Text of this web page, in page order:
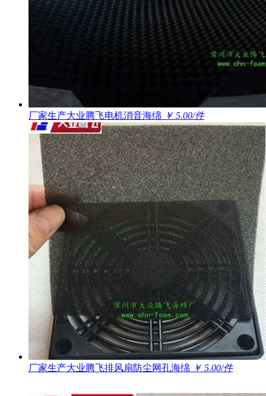
厂家生产大业腾飞电机消音海绵 ￥ 5.00/件
厂家生产大业腾飞排风扇防尘网孔海绵 ￥ 5.00/件